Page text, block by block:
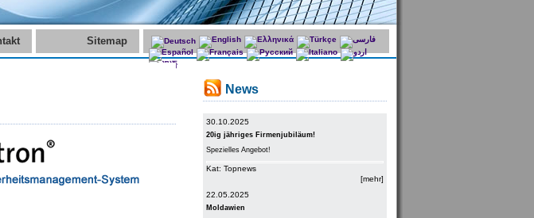
Sitemap
News
30.10.2025
20ig jähriges Firmenjubiläum!
Spezielles Angebot!
Kat: Topnews
[mehr]
22.05.2025
Moldawien